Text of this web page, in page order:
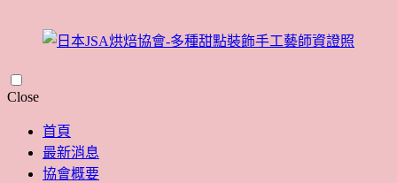
CloseSkip
content
首頁
最新消息
協會概要